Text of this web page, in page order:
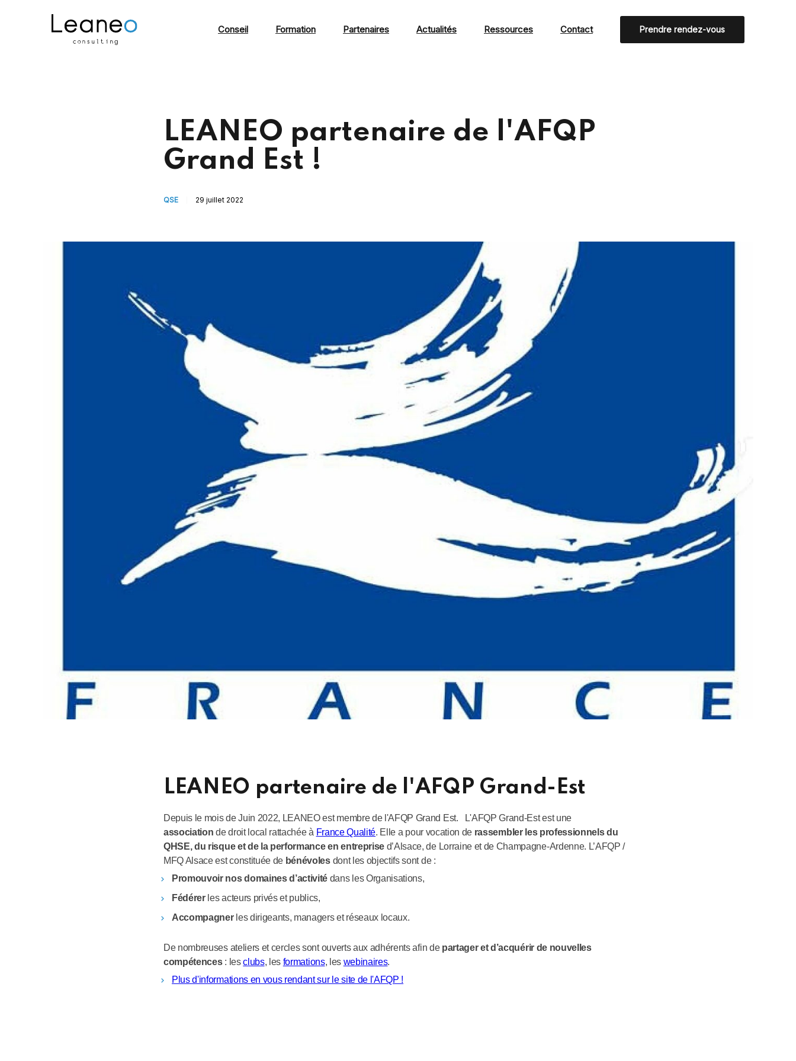
Conseil Formation Partenaires Actualités Ressources Contact Prendre rendez-vous
LEANEO partenaire de l'AFQP
Grand Est !
QSE 29 juillet 2022
LEANEO partenaire de l'AFQP Grand-Est
Depuis le mois de Juin 2022, LEANEO est membre de l'AFQP Grand Est. L'AFQP Grand-Est est une
association de droit local rattachée à France Qualité. Elle a pour vocation de rassembler les professionnels du
QHSE, du risque et de la performance en entreprise d’Alsace, de Lorraine et de Champagne-Ardenne. L’AFQP /
MFQ Alsace est constituée de bénévolesdont les objectifs sont de :
Promouvoir nos domaines d’activité dans les Organisations,
Fédérerles acteurs privés et publics,
Accompagnerles dirigeants, managers et réseaux locaux.
De nombreuses ateliers et cercles sont ouverts aux adhérents afin de partager et d’acquérir de nouvelles
compétences: lesclubs, les formations, les webinaires.
Plus d'informations en vous rendant sur le site de l'AFQP !